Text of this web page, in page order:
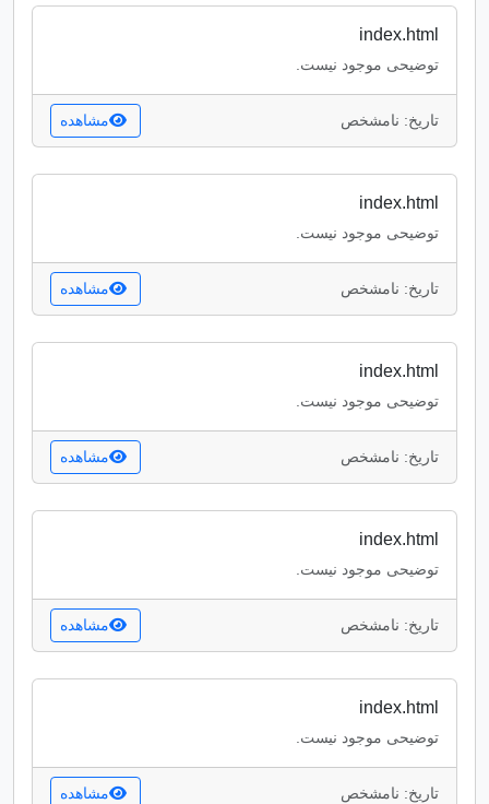
index.html
توضیحی موجود نیست.
تاریخ: نامشخص مشاهده
index.html
توضیحی موجود نیست.
تاریخ: نامشخص مشاهده
index.html
توضیحی موجود نیست.
تاریخ: نامشخص مشاهده
index.html
توضیحی موجود نیست.
تاریخ: نامشخص مشاهده
index.html
توضیحی موجود نیست.
تاریخ: نامشخص مشاهده